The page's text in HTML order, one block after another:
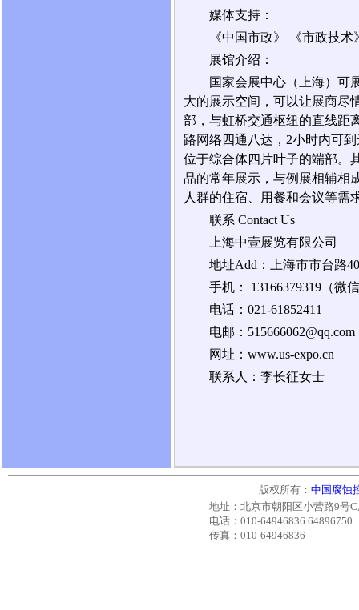
媒体支持：
《中国市政》 《市政技术
展馆介绍：
国家会展中心（上海）可
大的展示空间，可以让展商尽
部，与虹桥交通枢纽的直线距
路网络四通八达，2小时内可
位于综合体四片叶子的端部。
品的常年展示，与例展相辅相
人群的住宿、用餐和会议等需
联系 Contact Us
上海中壹展览有限公司
地址Add：上海市市台路
手机： 13166379319（微
电话：021-61852411
电邮：515666062@qq.com
网址：www.us-expo.cn
联系人：李长征女士